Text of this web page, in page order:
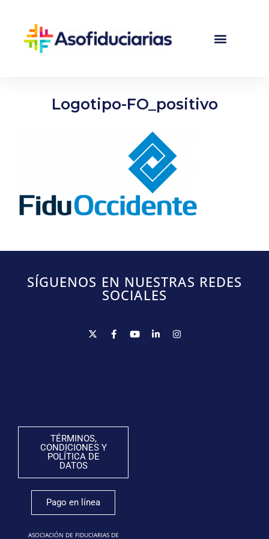
Logotipo-FO_positivo
SÍGUENOS EN NUESTRAS REDES
SOCIALES
TÉRMINOS,
CONDICIONES Y
POLÍTICA DE
DATOS
Pago en línea
ASOCIACIÓN DE FIDUCIARIAS DE